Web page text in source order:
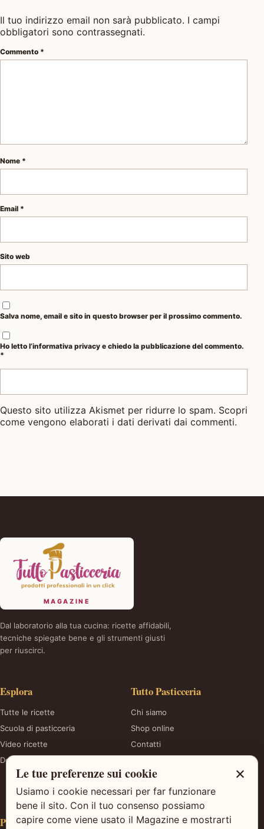
Il tuo indirizzo email non sarà pubblicato. I campi
obbligatori sono contrassegnati.
Commento *
Nome *
Email *
Sito web
Salva nome, email e sito in questo browser per il prossimo commento.
Ho letto l’informativa privacy e chiedo la pubblicazione del commento.
*
Questo sito utilizza Akismet per ridurre lo spam. Scopri
come vengono elaborati i dati derivati dai commenti.
MAGAZINE
Dal laboratorio alla tua cucina: ricette affidabili,
tecniche spiegate bene e gli strumenti giusti
per riuscirci.
Esplora
Tutte le ricette
Scuola di pasticceria
Video ricette
Dolci stagionali
Tutto Pasticceria
Chi siamo
Shop online
Contatti
Gestisci le preferenze
sui cookie
Parliamo di dolci
×
Le tue preferenze sui cookie
Usiamo i cookie necessari per far funzionare
bene il sito. Con il tuo consenso possiamo
capire come viene usato il Magazine e mostrarti